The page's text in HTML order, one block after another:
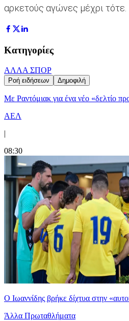
αρκετούς αγώνες μέχρι τότε.
Κατηγορίες
ΑΛΛΑ ΣΠΟΡ
Ροή ειδήσεων Δημοφιλή
Με Ραντόμιακ για ένα νέο «δελτίο
ΑΕΛ
|
08:30
Ο Ιωαννίδης βρήκε δίχτυα στην
Άλλα Πρωταθλήματα